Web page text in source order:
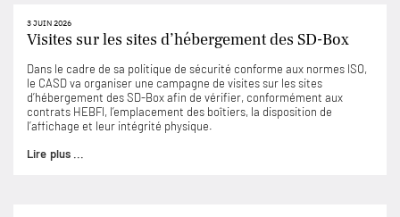
3 JUIN 2026
Visites sur les sites d’hébergement des SD-Box
Dans le cadre de sa politique de sécurité conforme aux normes ISO,
le CASD va organiser une campagne de visites sur les sites
d’hébergement des SD-Box afin de vérifier, conformément aux
contrats HEBFI, l’emplacement des boîtiers, la disposition de
l’affichage et leur intégrité physique.
Lire plus ...